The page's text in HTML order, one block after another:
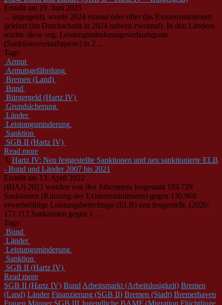
Erstellt am 19. Juni 2025
... ürgergeld), wurde 2024 einmal oder öfter das Existenzminimum
gekürzt (im Durchschnitt in 2024 nahezu zweimal). In den Ländern
reichte diese sog. Leistungsminderungsverlaufsquote
(Sanktionsverlaufsquote) in 2 ...
Tags:
Armut
Armutsgefährdung
Bremen (Land)
Bund
Bürgergeld (Hartz IV)
Grundsicherung
Länder
Leistungsminderung
Sanktion
SGB II (Hartz IV)
Read more
3. Hartz IV: Neu festgestellte Sanktionen und neu sanktionierte ELB
- Bund und Länder 2007 bis 2021
Erstellt am 13. April 2022
(BIAJ) 2021 wurden von den Jobcentern insgesamt 193.729
Sanktionen (Kürzung des Existenzminimums) gegen 130.960
erwerbsfähige Leistungsberechtigte (ELB) neu festgestellt. (2020:
171.112 Sanktionen gegen 1 ...
Tags:
Bund
Länder
Leistungsminderung
Sanktion
SGB II (Hartz IV)
Read more
SGB II (Hartz IV) Bund Arbeitsmarkt (Arbeitslosigkeit) Bremen
(Land) Länder Finanzierung (SGB II) Bremen (Stadt) Bremerhaven
Frauen Männer SGB III Jugendliche BAMF (Migration Flüchtlinge